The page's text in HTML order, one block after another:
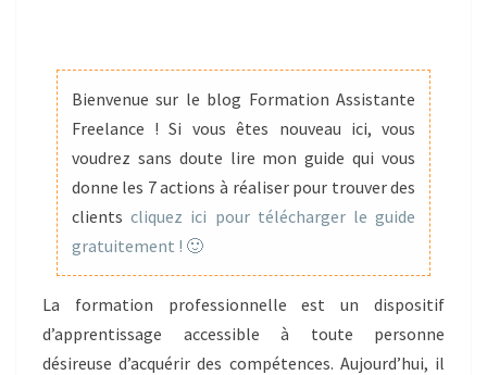
DÉBOURSER
1
EURO
?
Bienvenue sur le blog Formation Assistante
Freelance ! Si vous êtes nouveau ici, vous
voudrez sans doute lire mon guide qui vous
donne les 7 actions à réaliser pour trouver des
clients cliquez ici pour télécharger le guide
gratuitement ! 🙂
La formation professionnelle est un dispositif
d’apprentissage accessible à toute personne
désireuse d’acquérir des compétences. Aujourd’hui, il